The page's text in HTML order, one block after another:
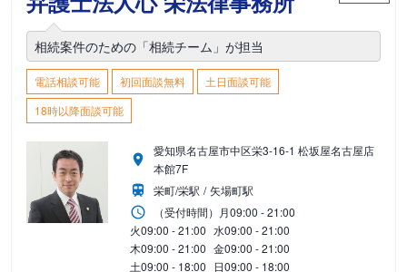
相続案件のための「相続チーム」が担当
電話相談可能 初回面談無料
土日面談可能
18時以降面談可能
愛知県名古屋市中区栄3-16-1 松坂屋名古屋店
本館7F
栄町/栄駅
矢場町駅
（受付時間） 月09:00 - 21:00
火09:00 - 21:00 水09:00 - 21:00
木09:00 - 21:00 金09:00 - 21:00
土09:00 - 18:00 日09:00 - 18:00